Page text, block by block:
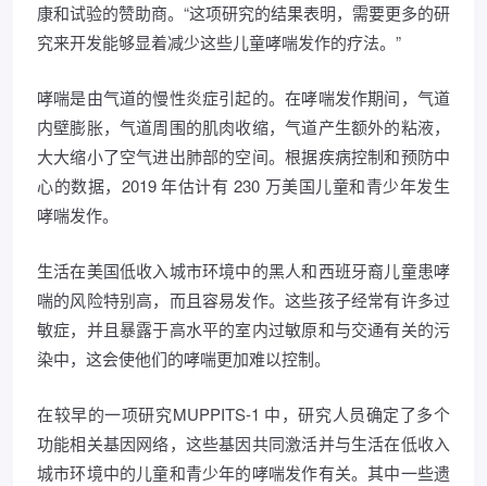
康和试验的赞助商。“这项研究的结果表明，需要更多的研
究来开发能够显着减少这些儿童哮喘发作的疗法。”
哮喘是由气道的慢性炎症引起的。在哮喘发作期间，气道
内壁膨胀，气道周围的肌肉收缩，气道产生额外的粘液，
大大缩小了空气进出肺部的空间。根据疾病控制和预防中
心的数据，2019 年估计有 230 万美国儿童和青少年发生
哮喘发作。
生活在美国低收入城市环境中的黑人和西班牙裔儿童患哮
喘的风险特别高，而且容易发作。这些孩子经常有许多过
敏症，并且暴露于高水平的室内过敏原和与交通有关的污
染中，这会使他们的哮喘更加难以控制。
在较早的一项研究MUPPITS-1 中，研究人员确定了多个
功能相关基因网络，这些基因共同激活并与生活在低收入
城市环境中的儿童和青少年的哮喘发作有关。其中一些遗